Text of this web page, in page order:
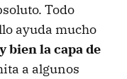
Todo
ayuda mucho
bien la capa de
a algunos